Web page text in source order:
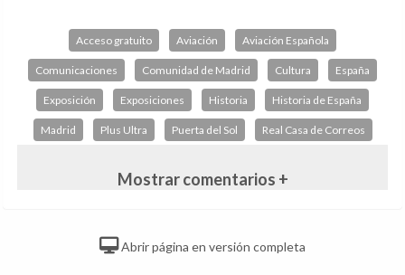
Acceso gratuito Aviación Aviación Española
Comunicaciones Comunidad de Madrid Cultura España
Exposición Exposiciones Historia Historia de España
Madrid Plus Ultra Puerta del Sol Real Casa de Correos
Mostrar comentarios +
Abrir página en versión completa